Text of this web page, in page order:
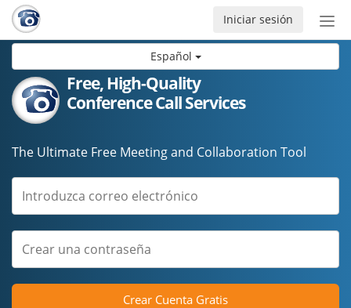
Español
de
Iniciar sesión
Free, High-Quality
Conference Call Services
The Ultimate Free Meeting and Collaboration Tool
Crear Cuenta Gratis